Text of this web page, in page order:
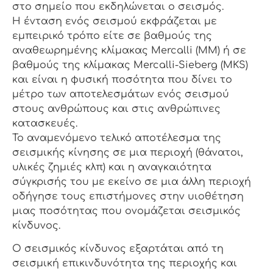
στο σημείο που εκδηλώνεται ο σεισμός.
Η ένταση ενός σεισμού εκφράζεται με
εμπειρικό τρόπο είτε σε βαθμούς της
αναθεωρημένης κλίμακας Mercalli (MM) ή σε
βαθμούς της κλίμακας Mercalli-Sieberg (MKS)
και είναι η φυσική ποσότητα που δίνει το
μέτρο των αποτελεσμάτων ενός σεισμού
στους ανθρώπους και στις ανθρώπινες
κατασκευές.
Το αναμενόμενο τελικό αποτέλεσμα της
σεισμικής κίνησης σε μια περιοχή (θάνατοι,
υλικές ζημιές κλπ) και η αναγκαιότητα
σύγκρισής του με εκείνο σε μια άλλη περιοχή
οδήγησε τους επιστήμονες στην υιοθέτηση
μιας ποσότητας που ονομάζεται σεισμικός
κίνδυνος.
Ο σεισμικός κίνδυνος εξαρτάται από τη
σεισμική επικινδυνότητα της περιοχής και